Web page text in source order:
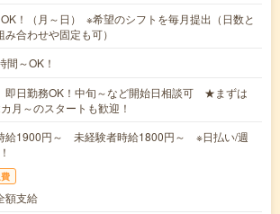
！（月～日） ※希望のシフトを毎月提出（日数と
み合わせや固定も可）
～OK！
即日勤務OK！中旬～など開始日相談可 ★まずは
月～のスタートも歓迎！
給1900円～ 未経験者時給1800円～ ※日払い/週
額支給